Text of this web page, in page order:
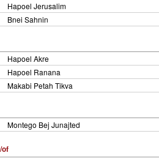
Hapoel Jerusalim
Bnei Sahnin
Hapoel Akre
Hapoel Ranana
Makabi Petah Tikva
Montego Bej Junajted
of